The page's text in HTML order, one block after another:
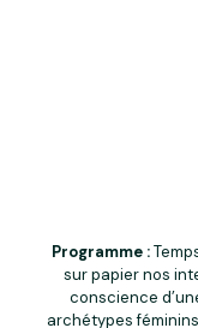
Programme :
sur papier nos
conscience
archétypes